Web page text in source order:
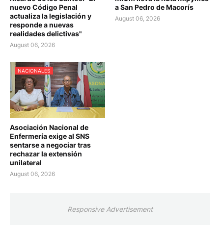
nuevo Código Penal
actualiza la legislación y
responde a nuevas
realidades delictivas"
August 06, 2026
a San Pedro de Macorís
August 06, 2026
NACIONALES
Asociación Nacional de
Enfermería exige al SNS
sentarse a negociar tras
rechazar la extensión
unilateral
August 06, 2026
Responsive Advertisement